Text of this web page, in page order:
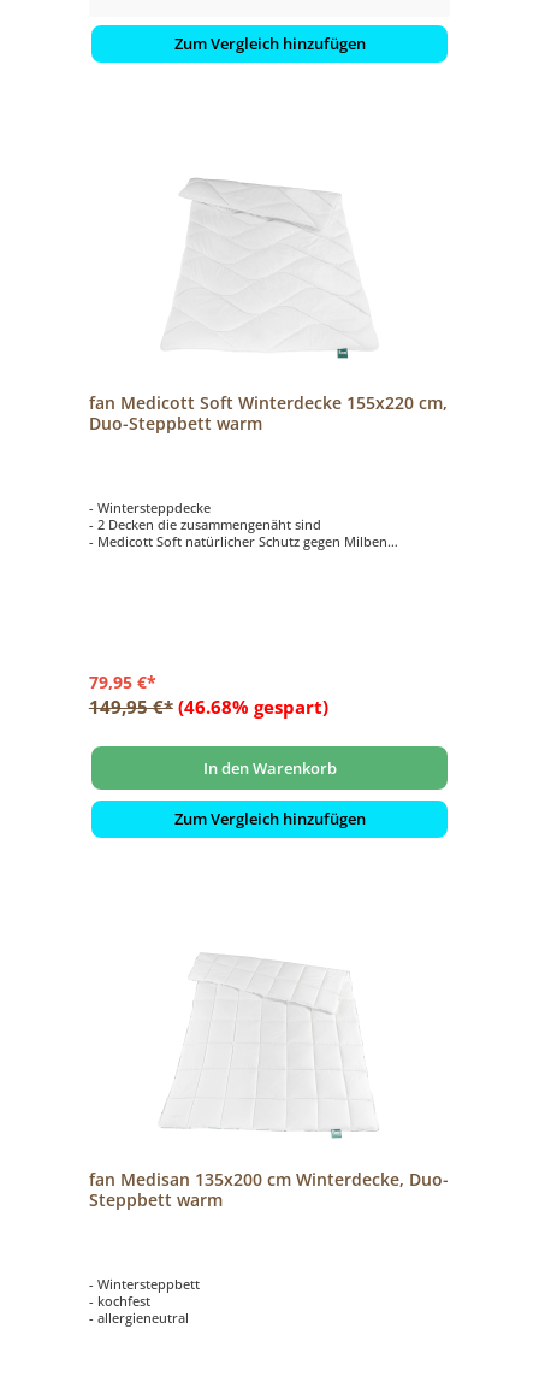
Zum Vergleich hinzufügen
fan Medicott Soft Winterdecke 155x220 cm,
Duo-Steppbett warm
- Wintersteppdecke
- 2 Decken die zusammengenäht sind
- Medicott Soft natürlicher Schutz gegen Milben
79,95 €*
149,95 €* (46.68% gespart)
In den Warenkorb
Zum Vergleich hinzufügen
fan Medisan 135x200 cm Winterdecke, Duo-
Steppbett warm
- Wintersteppbett
- kochfest
- allergieneutral